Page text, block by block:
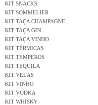
KIT SNACKS
KIT SOMMELIER
KIT TAÇA CHAMPAGNE
KIT TAÇA GIN
KIT TAÇA VINHO
KIT TÉRMICAS
KIT TEMPEROS
KIT TEQUILA
KIT VELAS
KIT VINHO
KIT VODKA
KIT WHISKY